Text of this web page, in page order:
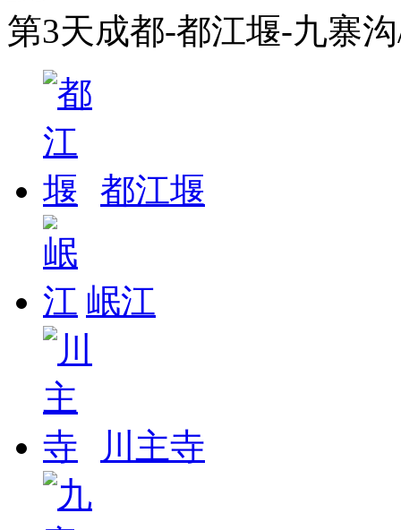
第3天成都-都江堰-九寨
都江堰
岷江
川主寺